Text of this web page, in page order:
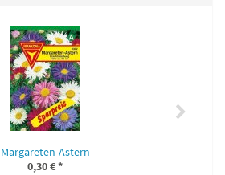
Margareten-Astern
0,30 €*